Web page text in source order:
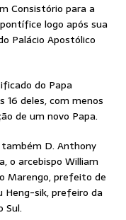
Consistório para a
logo após sua
Palácio Apostólico
do Papa
16 deles, com menos
de um novo Papa.
D. Anthony
o arcebispo William
Marengo, prefeito de
Heng-sik, prefeiro da
Sul.